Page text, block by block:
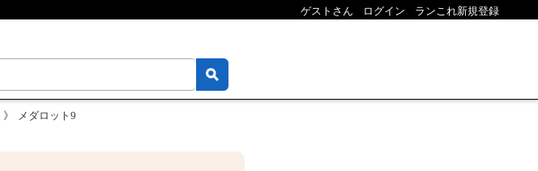
ゲストさん ログイン ランこれ新規登録
メダロット9